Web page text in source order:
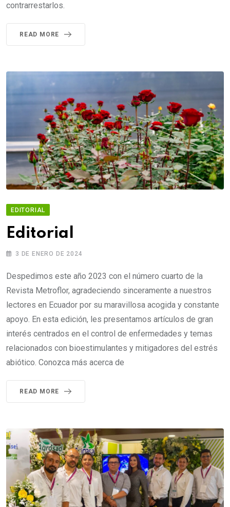
contrarrestarlos.
READ MORE
EDITORIAL
Editorial
3 DE ENERO DE 2024
Despedimos este año 2023 con el número cuarto de la
Revista Metroflor, agradeciendo sinceramente a nuestros
lectores en Ecuador por su maravillosa acogida y constante
apoyo. En esta edición, les presentamos artículos de gran
interés centrados en el control de enfermedades y temas
relacionados con bioestimulantes y mitigadores del estrés
abiótico. Conozca más acerca de
READ MORE